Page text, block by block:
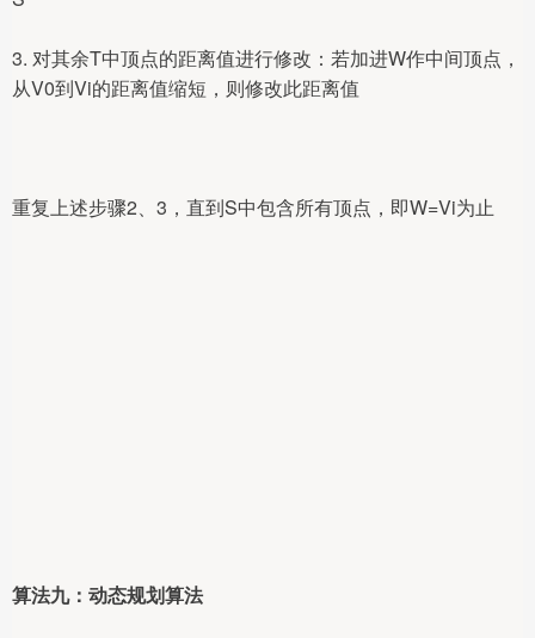
3. 对其余T中顶点的距离值进行修改：若加进W作中间顶点，
从V0到Vi的距离值缩短，则修改此距离值
重复上述步骤2、3，直到S中包含所有顶点，即W=Vi为止
算法九：动态规划算法